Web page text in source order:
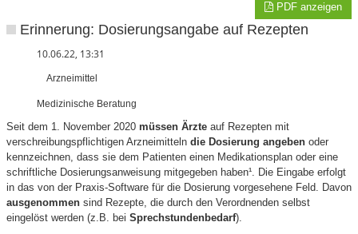
PDF anzeigen
Erinnerung: Dosierungsangabe auf Rezepten
10.06.22, 13:31
Arzneimittel
Medizinische Beratung
Seit dem 1. November 2020 müssen Ärzte auf Rezepten mit
verschreibungspflichtigen Arzneimitteln die Dosierung angeben oder
kennzeichnen, dass sie dem Patienten einen Medikationsplan oder eine
schriftliche Dosierungsanweisung mitgegeben haben¹. Die Eingabe erfolgt
in das von der Praxis-Software für die Dosierung vorgesehene Feld. Davon
ausgenommen sind Rezepte, die durch den Verordnenden selbst
eingelöst werden (z.B. bei Sprechstundenbedarf).